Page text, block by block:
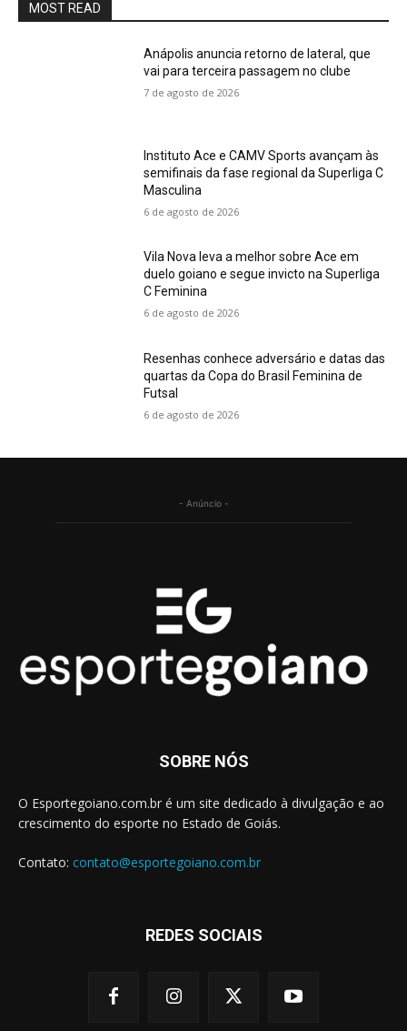
MOST READ
Anápolis anuncia retorno de lateral, que
vai para terceira passagem no clube
7 de agosto de 2026
Instituto Ace e CAMV Sports avançam às
semifinais da fase regional da Superliga C
Masculina
6 de agosto de 2026
Vila Nova leva a melhor sobre Ace em
duelo goiano e segue invicto na Superliga
C Feminina
6 de agosto de 2026
Resenhas conhece adversário e datas das
quartas da Copa do Brasil Feminina de
Futsal
6 de agosto de 2026
- Anúncio -
SOBRE NÓS
O Esportegoiano.com.br é um site dedicado à divulgação e ao
crescimento do esporte no Estado de Goiás.
Contato: contato@esportegoiano.com.br
REDES SOCIAIS